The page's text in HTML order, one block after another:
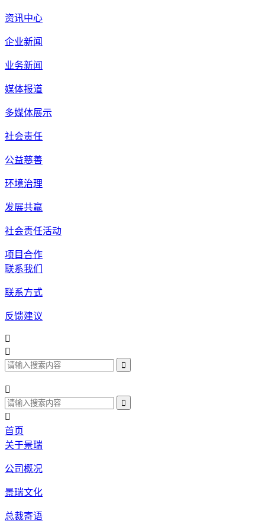
资讯中心
企业新闻
业务新闻
媒体报道
多媒体展示
社会责任
公益慈善
环境治理
发展共赢
社会责任活动
项目合作
联系我们
联系方式
反馈建议




首页
关于景瑞
公司概况
景瑞文化
总裁寄语